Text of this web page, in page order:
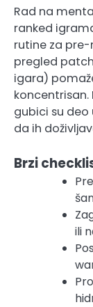
Rad na
ranked
rutine za
pregled
igara)
gubici su deo
da ih
Brzi
ili